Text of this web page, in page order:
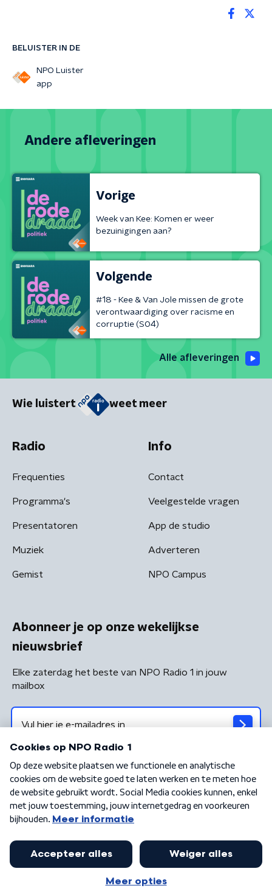
BELUISTER IN DE
NPO Luister
app
Andere afleveringen
Vorige
Week van Kee: Komen er weer
bezuinigingen aan?
Volgende
#18 - Kee & Van Jole missen de grote
verontwaardiging over racisme en
corruptie (S04)
Alle afleveringen
Wie luistert weet meer
Radio
Frequenties
Programma's
Presentatoren
Muziek
Gemist
Info
Contact
Veelgestelde vragen
App de studio
Adverteren
NPO Campus
Abonneer je op onze wekelijkse
nieuwsbrief
Elke zaterdag het beste van NPO Radio 1 in jouw
mailbox
Algemene voorwaarden